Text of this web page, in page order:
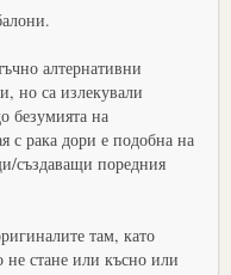
алтернативни
но са излекували
безумията на
с рака дори е подобна на
създаващи поредния
там, като
не стане или късно или